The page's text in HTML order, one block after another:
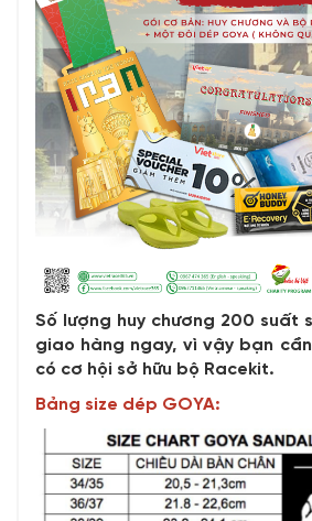
Số lượng huy chương 200 suất
giao hàng ngay, vì vậy bạn
có cơ hội sở hữu bộ Racekit.
Bảng size dép GOYA: